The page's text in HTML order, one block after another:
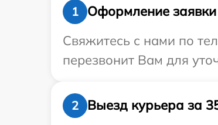
1
Оформление заявки
Свяжитесь с нами по
перезвонит Вам для
2
Выезд курьера за